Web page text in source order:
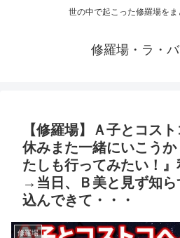
世の中で起こった修羅場をま
修羅場・ラ・
【修羅場】Ａ子とコス
休みまた一緒にいこう
たしも行ってみたい！』
→当日、Ｂ美と見ず知ら
込んできて・・・
修羅場